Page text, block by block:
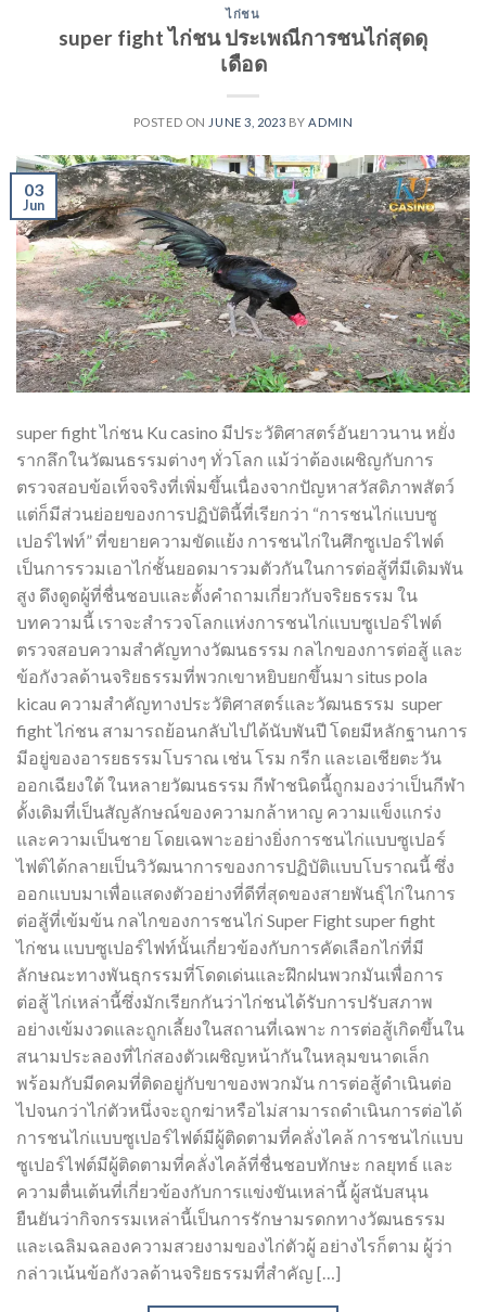
ไก่ชน
super fight ไก่ชน ประเพณีการชนไก่สุดดุ
เดือด
POSTED ON JUNE 3, 2023 BYADMIN
03
Jun
super fight ไก่ชน Ku casino มีประวัติศาสตร์อันยาวนาน หยั่ง
รากลึกในวัฒนธรรมต่างๆ ทั่วโลก แม้ว่าต้องเผชิญกับการ
ตรวจสอบข้อเท็จจริงที่เพิ่มขึ้นเนื่องจากปัญหาสวัสดิภาพสัตว์
แต่ก็มีส่วนย่อยของการปฏิบัตินี้ที่เรียกว่า “การชนไก่แบบซู
เปอร์ไฟท์” ที่ขยายความขัดแย้ง การชนไก่ในศึกซูเปอร์ไฟต์
เป็นการรวมเอาไก่ชั้นยอดมารวมตัวกันในการต่อสู้ที่มีเดิมพัน
สูง ดึงดูดผู้ที่ชื่นชอบและตั้งคำถามเกี่ยวกับจริยธรรม ใน
บทความนี้ เราจะสำรวจโลกแห่งการชนไก่แบบซูเปอร์ไฟต์
ตรวจสอบความสำคัญทางวัฒนธรรม กลไกของการต่อสู้ และ
ข้อกังวลด้านจริยธรรมที่พวกเขาหยิบยกขึ้นมา situs pola
kicau ความสำคัญทางประวัติศาสตร์และวัฒนธรรม super
fight ไก่ชน สามารถย้อนกลับไปได้นับพันปี โดยมีหลักฐานการ
มีอยู่ของอารยธรรมโบราณ เช่น โรม กรีก และเอเชียตะวัน
ออกเฉียงใต้ ในหลายวัฒนธรรม กีฬาชนิดนี้ถูกมองว่าเป็นกีฬา
ดั้งเดิมที่เป็นสัญลักษณ์ของความกล้าหาญ ความแข็งแกร่ง
และความเป็นชาย โดยเฉพาะอย่างยิ่งการชนไก่แบบซูเปอร์
ไฟต์ได้กลายเป็นวิวัฒนาการของการปฏิบัติแบบโบราณนี้ ซึ่ง
ออกแบบมาเพื่อแสดงตัวอย่างที่ดีที่สุดของสายพันธุ์ไก่ในการ
ต่อสู้ที่เข้มข้น กลไกของการชนไก่ Super Fight super fight
ไก่ชน แบบซูเปอร์ไฟท์นั้นเกี่ยวข้องกับการคัดเลือกไก่ที่มี
ลักษณะทางพันธุกรรมที่โดดเด่นและฝึกฝนพวกมันเพื่อการ
ต่อสู้ ไก่เหล่านี้ซึ่งมักเรียกกันว่าไก่ชนได้รับการปรับสภาพ
อย่างเข้มงวดและถูกเลี้ยงในสถานที่เฉพาะ การต่อสู้เกิดขึ้นใน
สนามประลองที่ไก่สองตัวเผชิญหน้ากันในหลุมขนาดเล็ก
พร้อมกับมีดคมที่ติดอยู่กับขาของพวกมัน การต่อสู้ดำเนินต่อ
ไปจนกว่าไก่ตัวหนึ่งจะถูกฆ่าหรือไม่สามารถดำเนินการต่อได้
การชนไก่แบบซูเปอร์ไฟต์มีผู้ติดตามที่คลั่งไคล้ การชนไก่แบบ
ซูเปอร์ไฟต์มีผู้ติดตามที่คลั่งไคล้ที่ชื่นชอบทักษะ กลยุทธ์ และ
ความตื่นเต้นที่เกี่ยวข้องกับการแข่งขันเหล่านี้ ผู้สนับสนุน
ยืนยันว่ากิจกรรมเหล่านี้เป็นการรักษามรดกทางวัฒนธรรม
และเฉลิมฉลองความสวยงามของไก่ตัวผู้ อย่างไรก็ตาม ผู้ว่า
กล่าวเน้นข้อกังวลด้านจริยธรรมที่สำคัญ […]